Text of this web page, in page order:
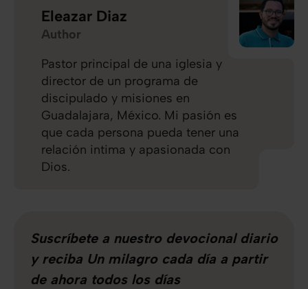
Eleazar Diaz
Author
Pastor principal de una iglesia y
director de un programa de
discipulado y misiones en
Guadalajara, México. Mi pasión es
que cada persona pueda tener una
relación intima y apasionada con
Dios.
Suscríbete a nuestro devocional diario
y reciba Un milagro cada día a partir
de ahora todos los días